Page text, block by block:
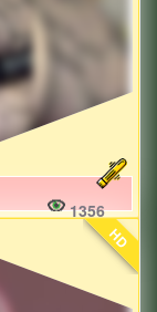
1356
HD